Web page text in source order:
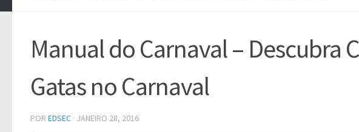
Manual do Carnaval – Descubra
Gatas no Carnaval
POR EDSEC · JANEIRO 28, 2016